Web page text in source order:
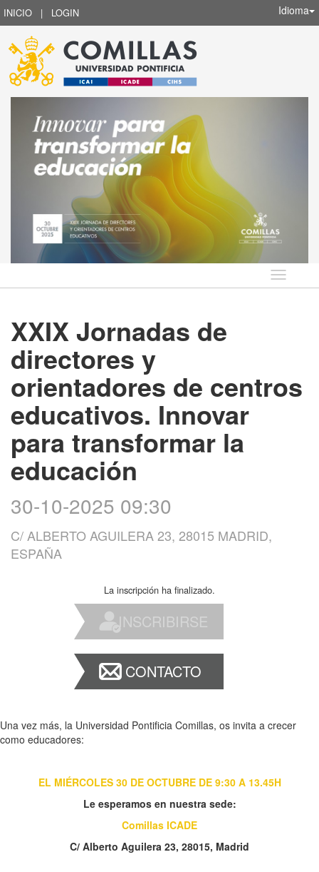
INICIO | LOGIN Idioma
Idioma
XXIX Jornadas de
directores y
orientadores de centros
educativos. Innovar
para transformar la
educación
30-10-2025 09:30
C/ ALBERTO AGUILERA 23, 28015 MADRID,
ESPAÑA
La inscripción ha finalizado.
INSCRIBIRSE
CONTACTO
Una vez más, la Universidad Pontificia Comillas, os invita a crecer
como educadores:
EL MIÉRCOLES 30 DE OCTUBRE DE 9:30 A 13.45H
Le esperamos en nuestra sede:
Comillas ICADE
C/ Alberto Aguilera 23, 28015, Madrid